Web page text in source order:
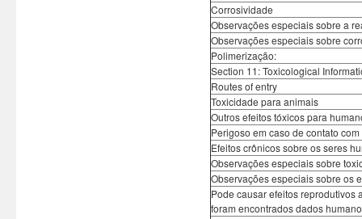
Corrosividade
Observações especiais sobre a
Observações especiais sobre
Polimerização:
Section 11: Toxicological
Routes of entry
Toxicidade para animais
Outros efeitos tóxicos para
Perigoso em caso de contato
Efeitos crônicos sobre os seres
Observações especiais sobre
Observações especiais sobre os
Pode causar efeitos reprodutivos
foram encontrados dados